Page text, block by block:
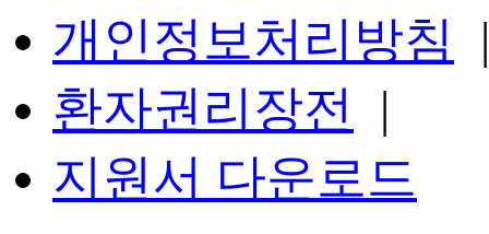
개인정보처리방침
환자권리장전
|
지원서 다운로드